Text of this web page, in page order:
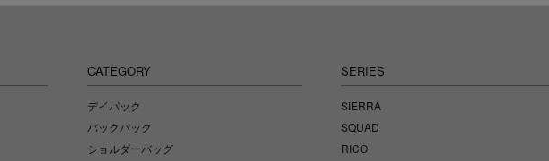
CATEGORY
デイパック
バックパック
ショルダーバッグ
SERIES
SIERRA
SQUAD
RICO